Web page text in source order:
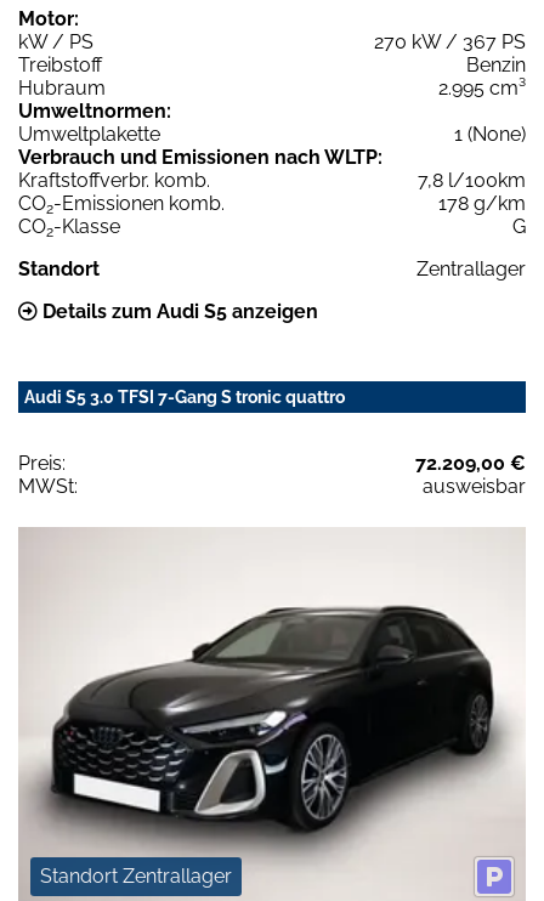
Motor:
kW / PS
270 kW / 367 PS
Treibstoff
Benzin
Hubraum
2.995 cm³
Umweltnormen:
Umweltplakette
1 (None)
Verbrauch und Emissionen nach WLTP:
Kraftstoffverbr. komb.
7,8 l/100km
CO2-Emissionen komb.
178 g/km
CO2-Klasse
G
Standort
Zentrallager
Details zum Audi S5 anzeigen
Audi S5 3.0 TFSI 7-Gang S tronic quattro
Preis:
72.209,00 €
MWSt:
ausweisbar
Standort Zentrallager